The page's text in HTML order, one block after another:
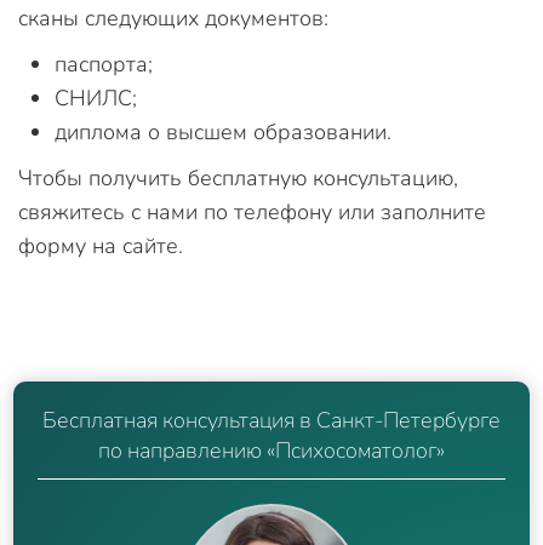
сканы следующих документов:
паспорта;
СНИЛС;
диплома о высшем образовании.
Чтобы получить бесплатную консультацию,
свяжитесь с нами по телефону или заполните
форму на сайте.
Бесплатная консультация в Санкт-Петербурге
по направлению «Психосоматолог»